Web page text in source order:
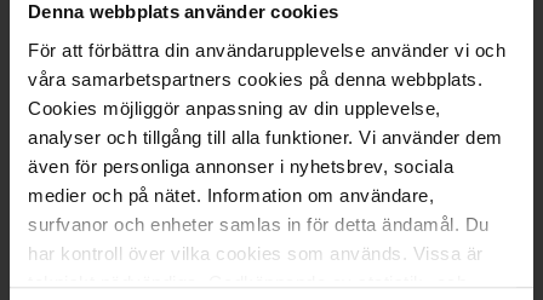
Denna webbplats använder cookies
För att förbättra din användarupplevelse använder vi och
våra samarbetspartners cookies på denna webbplats.
Cookies möjliggör anpassning av din upplevelse,
analyser och tillgång till alla funktioner. Vi använder dem
även för personliga annonser i nyhetsbrev, sociala
medier och på nätet. Information om användare,
surfvanor och enheter samlas in för detta ändamål. Du
har kontroll över vilka cookies som används. Vissa är
tekniskt nödvändiga. Godkännande av statistik- och
Ring kundsupport 019 - 35 10 30
Maila kundsupport@wuerth.se
Växel
Ring växeln 019 - 35 10 00